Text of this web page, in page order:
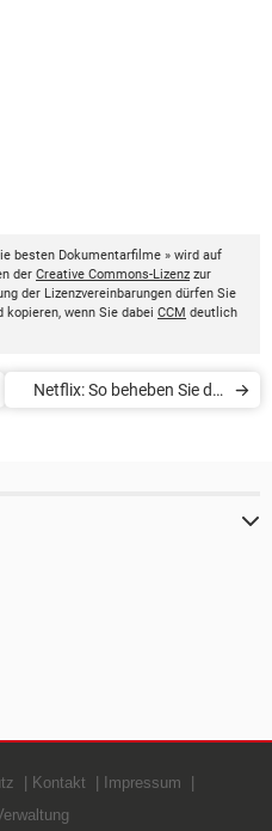
besten Dokumentarfilme » wird auf
der Creative Commons-Lizenz zur
der Lizenzvereinbarungen dürfen Sie
kopieren, wenn Sie dabei CCM deutlich
Netflix: So beheben Sie die
Kontakt
Impressum